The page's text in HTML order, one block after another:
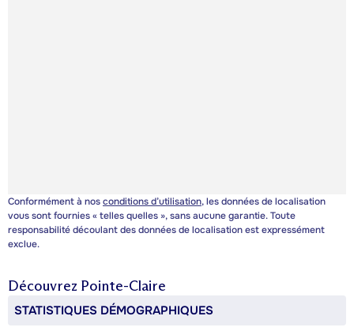
Conformément à nosconditions d’utilisation, les données de localisation
vous sont fournies « telles quelles », sans aucune garantie. Toute
responsabilité découlant des données de localisation est expressément
exclue.
Découvrez Pointe-Claire
STATISTIQUES DÉMOGRAPHIQUES